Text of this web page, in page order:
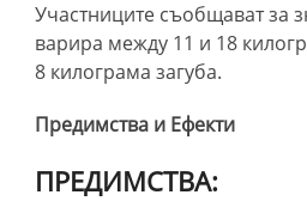
Участниците съобщават за
варира между 11 и 18
8 килограма загуба.
Предимства и Ефекти
ПРЕДИМСТВА: